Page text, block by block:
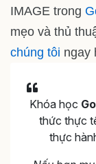
IMAGE trong
mẹo và thủ
chúng tôi ngay
Khóa học
thức thực
thực